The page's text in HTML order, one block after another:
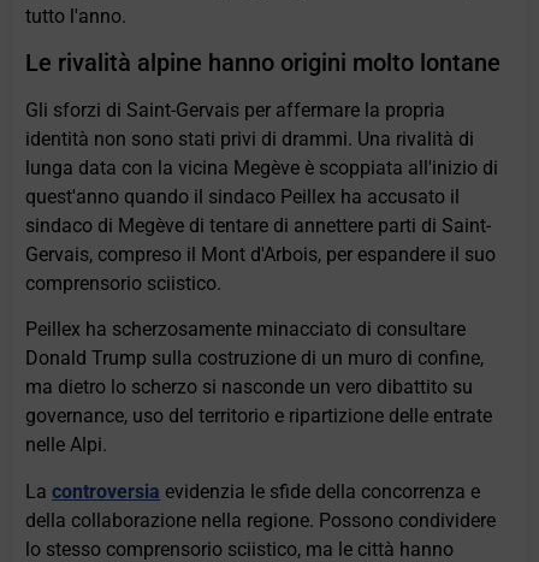
tutto l'anno.
Le rivalità alpine hanno origini molto lontane
Gli sforzi di Saint-Gervais per affermare la propria
identità non sono stati privi di drammi. Una rivalità di
lunga data con la vicina Megève è scoppiata all'inizio di
quest'anno quando il sindaco Peillex ha accusato il
sindaco di Megève di tentare di annettere parti di Saint-
Gervais, compreso il Mont d'Arbois, per espandere il suo
comprensorio sciistico.
Peillex ha scherzosamente minacciato di consultare
Donald Trump sulla costruzione di un muro di confine,
ma dietro lo scherzo si nasconde un vero dibattito su
governance, uso del territorio e ripartizione delle entrate
nelle Alpi.
Lacontroversia evidenzia le sfide della concorrenza e
della collaborazione nella regione. Possono condividere
lo stesso comprensorio sciistico, ma le città hanno